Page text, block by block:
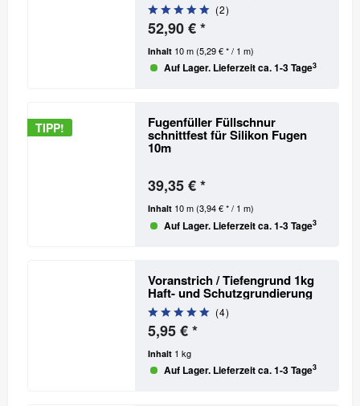
(2)
52,90 € *
Inhalt 10 m(5,29 € * / 1 m)
Auf Lager. Lieferzeit ca. 1-3 Tage3
TIPP! Fugenfüller Füllschnur
schnittfest für Silikon Fugen
10m
39,35 € *
Inhalt 10 m(3,94 € * / 1 m)
Auf Lager. Lieferzeit ca. 1-3 Tage3
Voranstrich / Tiefengrund 1kg
Haft- und Schutzgrundierung
(4)
5,95 € *
Inhalt 1 kg
Auf Lager. Lieferzeit ca. 1-3 Tage3